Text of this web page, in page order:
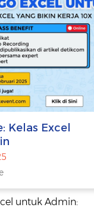
Kelas Excel
untuk Admin: